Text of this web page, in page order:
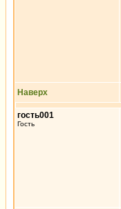
Наверх
гость001
Гость